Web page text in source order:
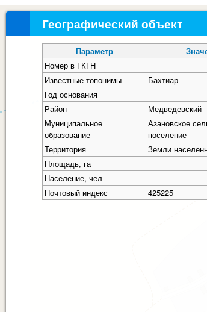
Географический объект
Параметр
Номер в ГКГН
Известные топонимы
Бахтиар
Год основания
Район
Медведевский
Муниципальное
образование
Азановское
поселение
Территория
Земли
Площадь, га
Население, чел
Почтовый индекс
425225